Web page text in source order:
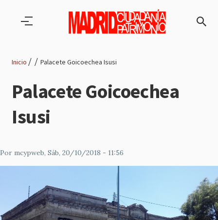
Ruta
de
navegación
Inicio Palacete Goicoechea Isusi
Palacete Goicoechea
Isusi
Por mcypweb, Sáb, 20/10/2018 - 11:56